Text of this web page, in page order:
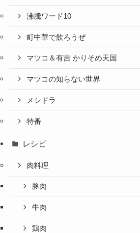
沸騰ワード10
町中華で飲ろうぜ
マツコ＆有吉 かりそめ天国
マツコの知らない世界
メシドラ
特番
レシピ
肉料理
豚肉
牛肉
鶏肉